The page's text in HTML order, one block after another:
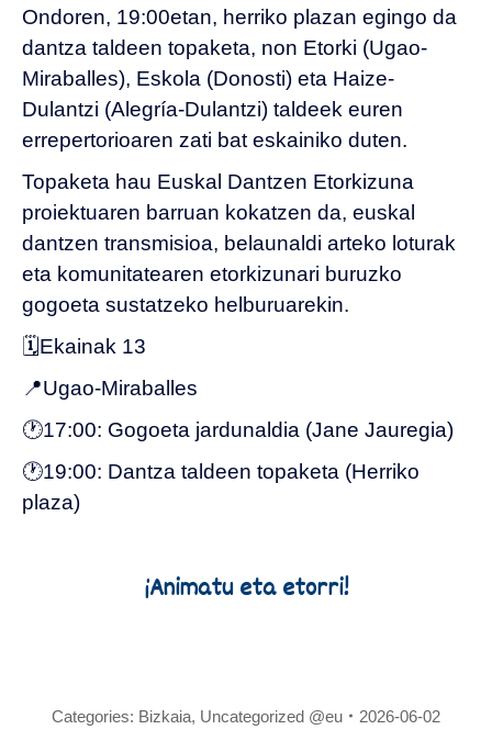
Ondoren, 19:00etan, herriko plazan egingo da
dantza taldeen topaketa, non Etorki (Ugao-
Miraballes), Eskola (Donosti) eta Haize-
Dulantzi (Alegría-Dulantzi) taldeek euren
errepertorioaren zati bat eskainiko duten.
Topaketa hau Euskal Dantzen Etorkizuna
proiektuaren barruan kokatzen da, euskal
dantzen transmisioa, belaunaldi arteko loturak
eta komunitatearen etorkizunari buruzko
gogoeta sustatzeko helburuarekin.
🗓️Ekainak 13
📍Ugao-Miraballes
🕐17:00: Gogoeta jardunaldia (Jane Jauregia)
🕐19:00: Dantza taldeen topaketa (Herriko
plaza)
¡Animatu eta etorri!
Categories: Bizkaia, Uncategorized @eu 2026-06-02